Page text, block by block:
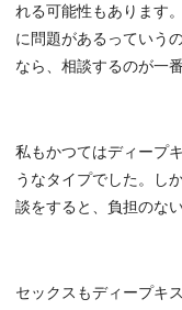
れる可能性もあります
に問題があるっていう
なら、相談するのが一番
私もかつてはディープ
うなタイプでした。し
談をすると、負担のな
セックスもディープキ